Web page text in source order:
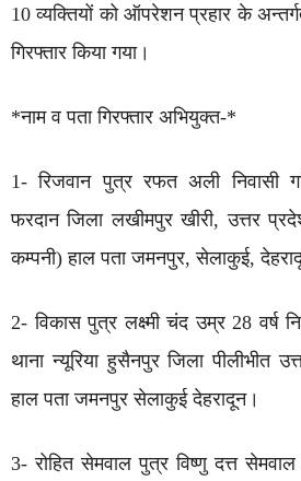
10 व्यक्तियों को ऑपरेशन प्रहार के
गिरफ्तार किया गया।
*नाम व पता गिरफ्तार अभियुक्त-*
1- रिजवान पुत्र रफत अली निवासी
फरदान जिला लखीमपुर खीरी, उत्तर
कम्पनी) हाल पता जमनपुर, सेलाकुई,
2- विकास पुत्र लक्ष्मी चंद उम्र 28 वर्ष
थाना न्यूरिया हुसैनपुर जिला पीलीभीत
हाल पता जमनपुर सेलाकुई देहरादून।
3- रोहित सेमवाल पुत्र विष्णु दत्त